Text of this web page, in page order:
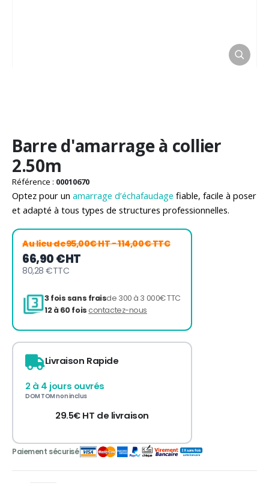
au
début
de
la
Galerie
d’images
Barre d'amarrage à collier
2.50m
Référence : 00010670
Optez pour un amarrage d’échafaudage fiable, facile à poser
et adapté à tous types de structures professionnelles.
Au lieu de95,00€ HT- 114,00€ TTC
66,90 €HT
80,28 €TTC
3 fois sans frais
Livraison Rapide
2 à 4 jours ouvrés
DOM TOM non inclus
29.5€ HT de livraison